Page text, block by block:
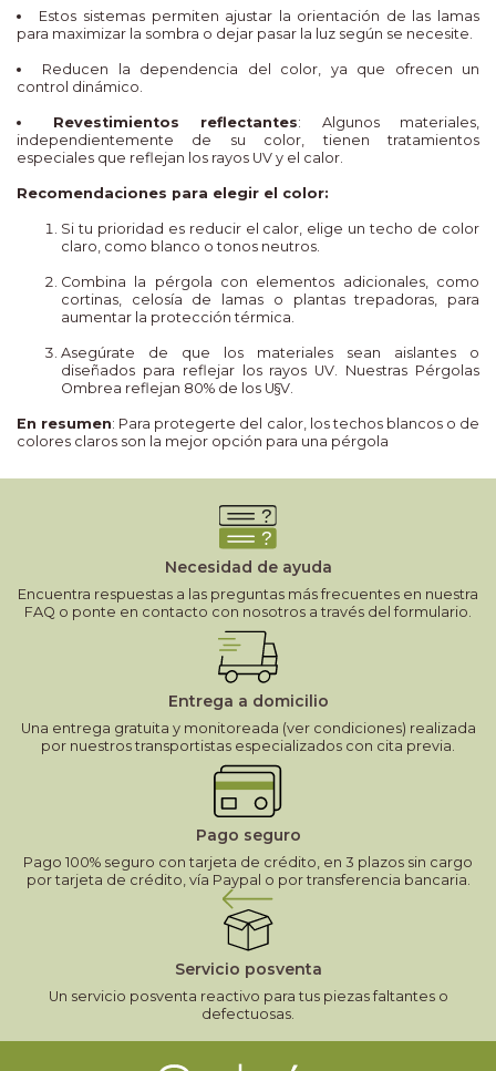
Estos sistemas permiten ajustar la orientación de las lamas
para maximizar la sombra o dejar pasar la luz según se necesite.
Reducen la dependencia del color, ya que ofrecen un
control dinámico.
Revestimientos reflectantes: Algunos materiales,
independientemente de su color, tienen tratamientos
especiales que reflejan los rayos UV y el calor.
Recomendaciones para elegir el color:
Si tu prioridad es reducir el calor, elige un techo de color
claro, como blanco o tonos neutros.
Combina la pérgola con elementos adicionales, como
cortinas, celosía de lamas o plantas trepadoras, para
aumentar la protección térmica.
Asegúrate de que los materiales sean aislantes o
diseñados para reflejar los rayos UV. Nuestras Pérgolas
Ombrea reflejan 80% de los U§V.
En resumen: Para protegerte del calor, los techos blancos o de
colores claros son la mejor opción para una pérgola
Necesidad de ayuda
Encuentra respuestas a las preguntas más frecuentes en nuestra
FAQ o ponte en contacto con nosotros a través del formulario.
Entrega a domicilio
Una entrega gratuita y monitoreada (ver condiciones) realizada
por nuestros transportistas especializados con cita previa.
Pago seguro
Pago 100% seguro con tarjeta de crédito, en 3 plazos sin cargo
por tarjeta de crédito, vía Paypal o por transferencia bancaria.
Servicio posventa
Un servicio posventa reactivo para tus piezas faltantes o
defectuosas.